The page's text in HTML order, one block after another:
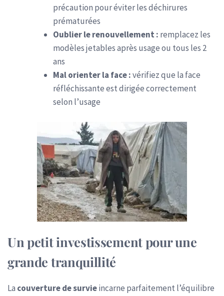
précaution pour éviter les déchirures
prématurées
Oublier le renouvellement : remplacez les
modèles jetables après usage ou tous les 2
ans
Mal orienter la face :vérifiez que la face
réfléchissante est dirigée correctement
selon l’usage
Un petit investissement pour une
grande tranquillité
La couverture de survieincarne parfaitement l’équilibre